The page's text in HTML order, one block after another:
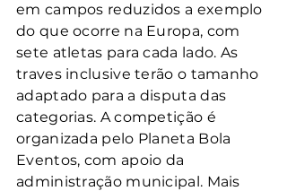
em campos reduzidos a exemplo
do que ocorre na Europa, com
sete atletas para cada lado. As
traves inclusive terão o tamanho
adaptado para a disputa das
categorias. A competição é
organizada pelo Planeta Bola
Eventos, com apoio da
administração municipal. Mais